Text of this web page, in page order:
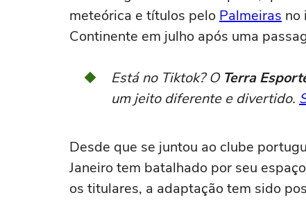
meteórica e títulos pelo Palmeiras no
Continente em julho após uma
Está no Tiktok? O Terra
um jeito diferente e divertido.
Desde que se juntou ao clube
Janeiro tem batalhado por seu
os titulares, a adaptação tem sido